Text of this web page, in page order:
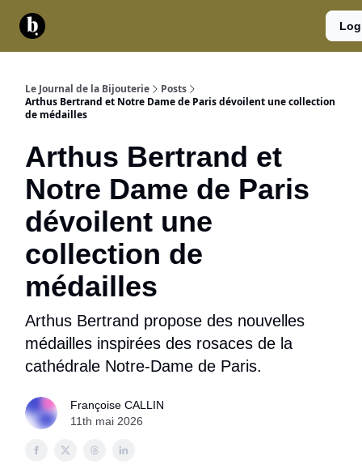
Le Journal de la Bijouterie
Posts
Arthus Bertrand et Notre Dame de Paris dévoilent une collection
de médailles
Arthus Bertrand et
Notre Dame de Paris
dévoilent une
collection de
médailles
Arthus Bertrand propose des nouvelles
médailles inspirées des rosaces de la
cathédrale Notre-Dame de Paris.
Françoise CALLIN
11th mai 2026